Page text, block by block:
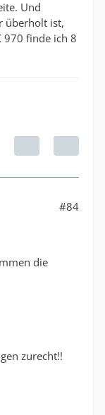
Und
überholt ist,
970 finde ich 8
#84
die
zurecht!!